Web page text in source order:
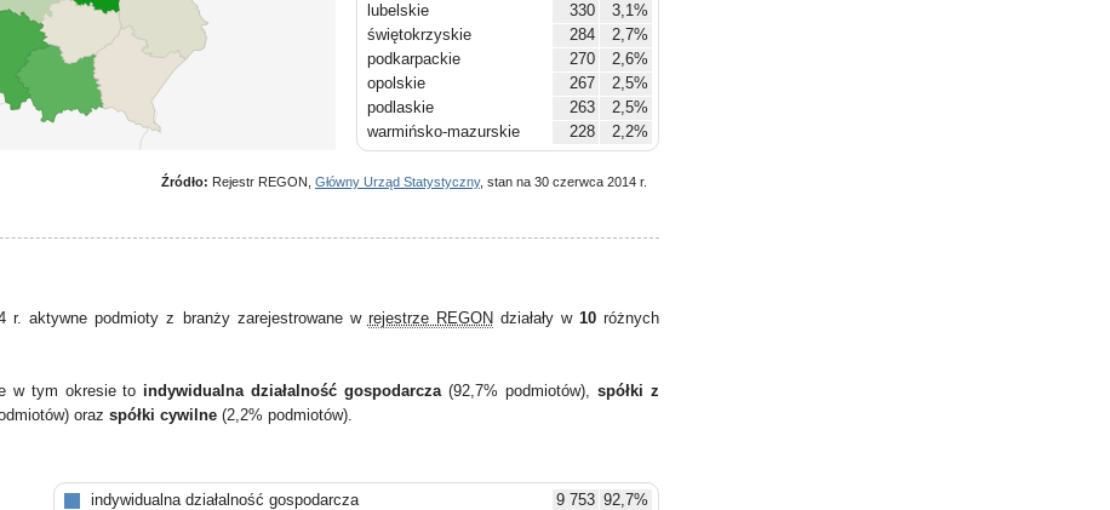
lubelskie
330
3,1%
świętokrzyskie
284
2,7%
podkarpackie
270
2,6%
opolskie
267
2,5%
podlaskie
263
2,5%
warmińsko-mazurskie
228 2,2%
Źródło: Rejestr REGON, Główny Urząd Statystyczny, stan na 30 czerwca 2014 r.
r. aktywne podmioty z branży zarejestrowane w rejestrze REGON działały w 10różnych
w tym okresie to indywidualna działalność gospodarcza(92,7% podmiotów),spółki z
oraz spółki cywilne (2,2% podmiotów).
indywidualna działalność gospodarcza 9 753 92,7%